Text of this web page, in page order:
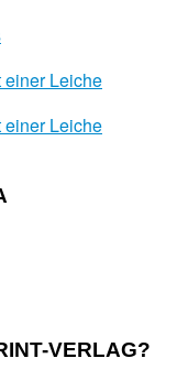
einer Leiche
einer Leiche
VERLAG?